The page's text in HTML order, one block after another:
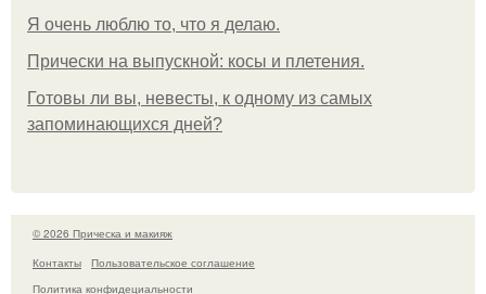
Я очень люблю то, что я делаю.
Прически на выпускной: косы и плетения.
Готовы ли вы, невесты, к одному из самых
запоминающихся дней?
© 2026 Прическа и макияж
Контакты
Пользовательское соглашение
Политика конфидециальности